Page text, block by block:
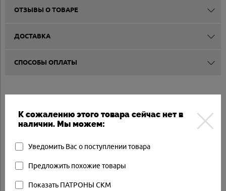
ОТЗЫВЫ О ТОВАРЕ
ДОСТАВКА
СПОСОБЫ ОПЛАТЫ
К сожалению этого товара сейчас нет в
наличии. Мы можем:
Уведомить Вас о поступлении товара
Предложить похожие товары
Показать ПАТРОНЫ СКМ
Товар в наличии